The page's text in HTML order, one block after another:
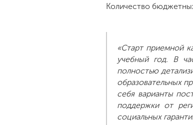
Количество
«Старт приемной
учебный год. В
полностью
образовательных
себя варианты
поддержки от
социальных